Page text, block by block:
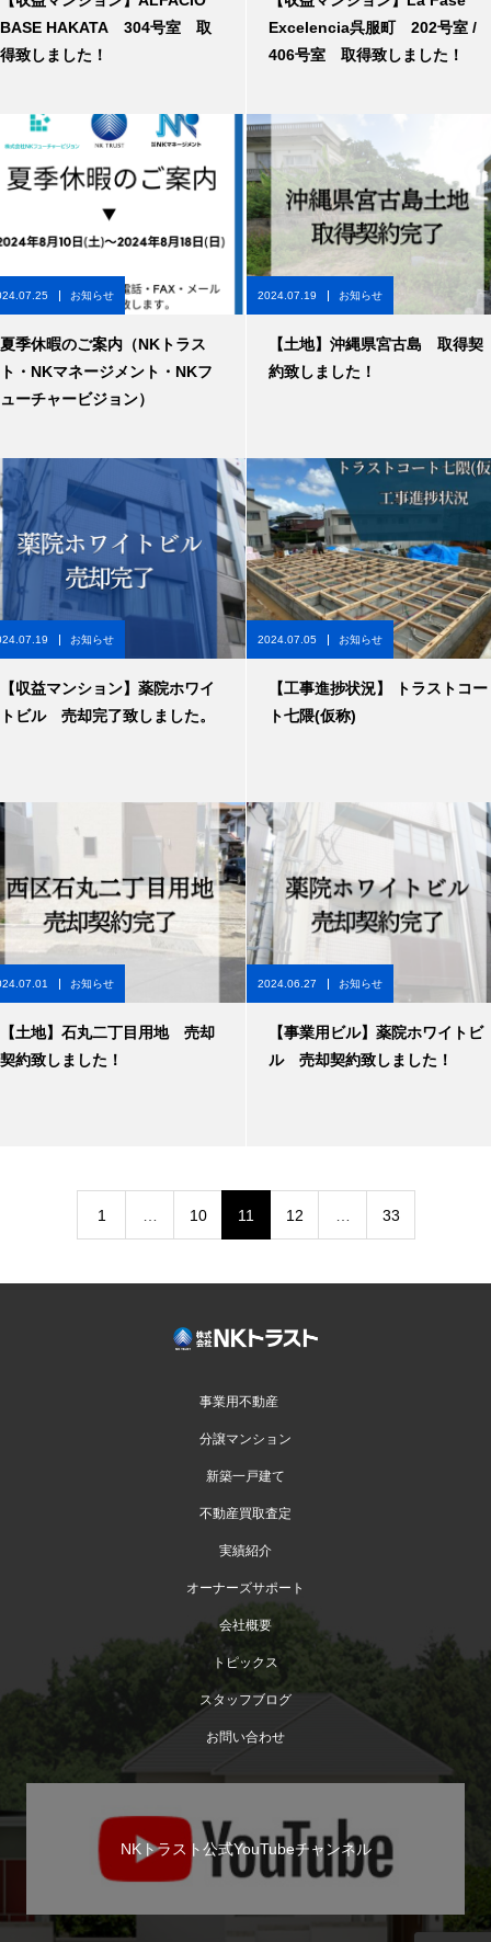
BASE HAKATA 304号室 取
得致しました！
Excelencia呉服町 202号室 /
406号室 取得致しました！
お知らせ
夏季休暇のご案内（NKトラス
ト・NKマネージメント・NKフ
ューチャービジョン）
2024.07.19 お知らせ
【土地】沖縄県宮古島 取得契
約致しました！
お知らせ
【収益マンション】薬院ホワイ
トビル 売却完了致しました。
2024.07.05 お知らせ
【工事進捗状況】 トラストコー
ト七隈(仮称)
お知らせ
【土地】石丸二丁目用地 売却
契約致しました！
2024.06.27 お知らせ
【事業用ビル】薬院ホワイトビ
ル 売却契約致しました！
1 10 11 12 33
事業用不動産
分譲マンション
新築一戸建て
不動産買取査定
実績紹介
オーナーズサポート
会社概要
トピックス
スタッフブログ
お問い合わせ
NKトラスト公式YouTubeチャンネル